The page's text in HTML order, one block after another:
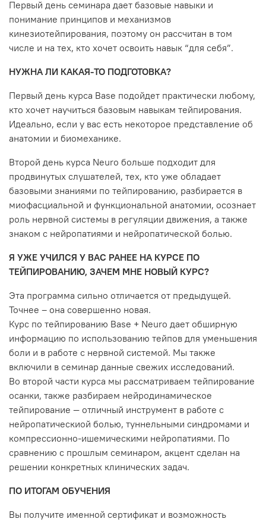
Первый день семинара дает базовые навыки и
понимание принципов и механизмов
кинезиотейпирования, поэтому он рассчитан в том
числе и на тех, кто хочет освоить навык “для себя”.
НУЖНА ЛИ КАКАЯ-ТО ПОДГОТОВКА?
Первый день курса Base подойдет практически любому,
кто хочет научиться базовым навыкам тейпирования.
Идеально, если у вас есть некоторое представление об
анатомии и биомеханике.
Второй день курса Neuro больше подходит для
продвинутых слушателей, тех, кто уже обладает
базовыми знаниями по тейпированию, разбирается в
миофасциальной и функциональной анатомии, осознает
роль нервной системы в регуляции движения, а также
знаком с нейропатиями и нейропатической болью.
Я УЖЕ УЧИЛСЯ У ВАС РАНЕЕ НА КУРСЕ ПО
ТЕЙПИРОВАНИЮ, ЗАЧЕМ МНЕ НОВЫЙ КУРС?
Эта программа сильно отличается от предыдущей.
Точнее – она совершенно новая.
Курс по тейпированию Base + Neuro дает обширную
информацию по использованию тейпов для уменьшения
боли и в работе с нервной системой. Мы также
включили в семинар данные свежих исследований.
Во второй части курса мы рассматриваем тейпирование
осанки, также разбираем нейродинамическое
тейпирование — отличный инструмент в работе с
нейропатическиой болью, туннельными синдромами и
компрессионно-ишемическими нейропатиями. По
сравнению с прошлым семинаром, акцент сделан на
решении конкретных клинических задач.
ПО ИТОГАМ ОБУЧЕНИЯ
Вы получите именной сертификат и возможность